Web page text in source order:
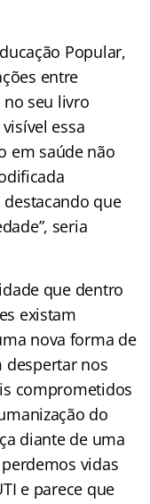
Popular,
entre
no seu livro
essa
em saúde não
que
seria
que dentro
existam
nova forma de
despertar nos
comprometidos
do
diante de uma
vidas
e parece que